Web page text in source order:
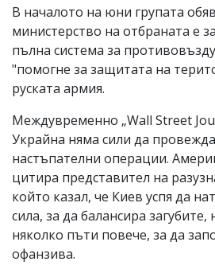
В началото на юни групата
министерство на отбраната е
пълна система за
"помогне за защитата на
руската армия.
Междувременно „Wall Street
Украйна няма сили да
настъпателни операции.
цитира представител на
който казал, че Киев успя да
сила, за да балансира загубите,
няколко пъти повече, за да
офанзива.